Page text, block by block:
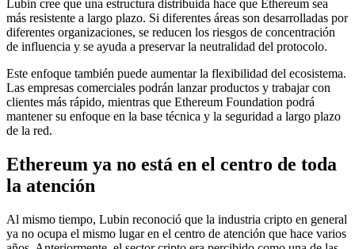
Lubin cree que una estructura distribuida hace que Ethereum sea
más resistente a largo plazo. Si diferentes áreas son desarrolladas por
diferentes organizaciones, se reducen los riesgos de concentración
de influencia y se ayuda a preservar la neutralidad del protocolo.
Este enfoque también puede aumentar la flexibilidad del ecosistema.
Las empresas comerciales podrán lanzar productos y trabajar con
clientes más rápido, mientras que Ethereum Foundation podrá
mantener su enfoque en la base técnica y la seguridad a largo plazo
de la red.
Ethereum ya no está en el centro de toda
la atención
Al mismo tiempo, Lubin reconoció que la industria cripto en general
ya no ocupa el mismo lugar en el centro de atención que hace varios